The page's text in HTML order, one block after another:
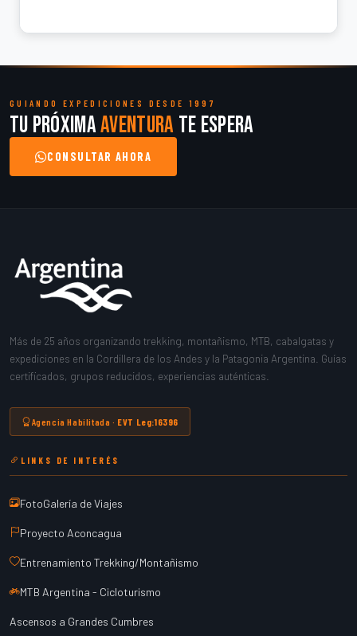
GUIANDO EXPEDICIONES DESDE 1997
Tu próximaaventura te espera
CONSULTAR AHORA
Más de 25 años organizando trekking, montañismo, MTB, cabalgatas y
expediciones en la Cordillera de los Andes y la Patagonia Argentina. Guías
certificados, grupos reducidos, experiencias auténticas.
Agencia Habilitada · EVT Leg:16396
LINKS DE INTERÉS
FotoGalería de Viajes
Proyecto Aconcagua
Entrenamiento Trekking/Montañismo
MTB Argentina - Cicloturismo
Ascensos a Grandes Cumbres